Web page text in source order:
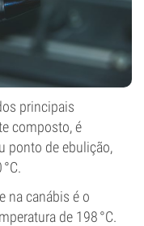
principais
composto, é
ponto de ebulição,
na canábis é o
de 198 °C.